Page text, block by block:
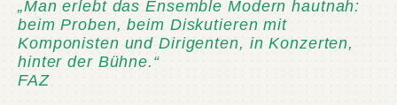
„Man erlebt das Ensemble Modern hautnah:
beim Proben, beim Diskutieren mit
Komponisten und Dirigenten, in Konzerten,
hinter der Bühne.“
FAZ